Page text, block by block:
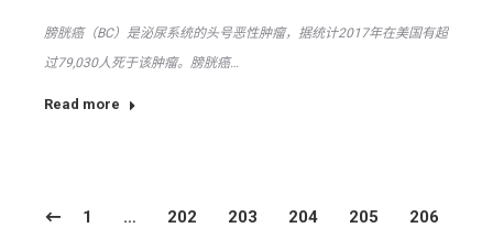
膀胱癌（BC）是泌尿系统的头号恶性肿瘤，据统计2017年在美国有超
过79,030人死于该肿瘤。膀胱癌…
Read more
1 … 202 203 204 205
206